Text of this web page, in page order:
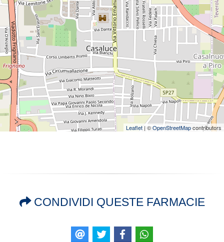
Leaflet | ©OpenStreetMapcontributors
CONDIVIDI QUESTE FARMACIE
E-mail Tweet